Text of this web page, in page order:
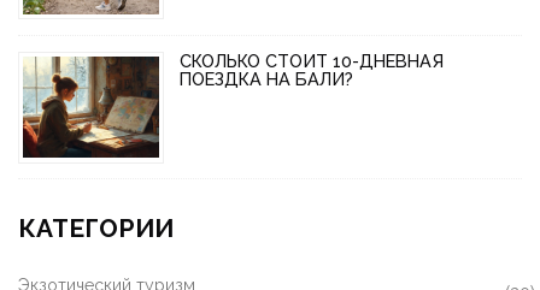
СКОЛЬКО СТОИТ 10-ДНЕВНАЯ
ПОЕЗДКА НА БАЛИ?
КАТЕГОРИИ
Экзотический туризм